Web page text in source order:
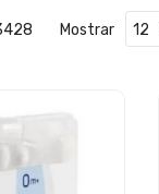
Mostrar